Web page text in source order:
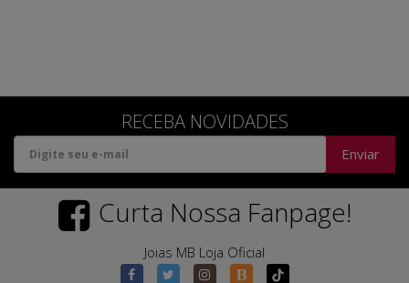
RECEBA NOVIDADES
Enviar
Curta Nossa Fanpage!
Joias MB Loja Oficial